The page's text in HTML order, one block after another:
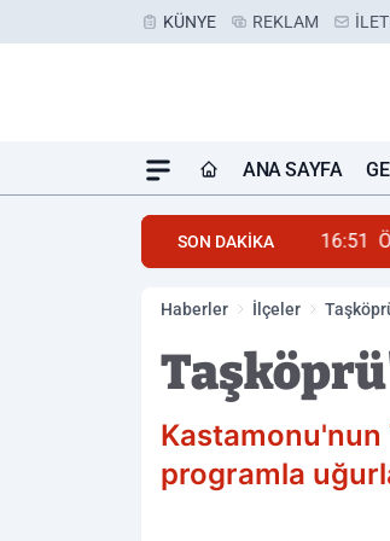
KÜNYE REKLAM
ANA SAYFA
SON DAKİKA 16:51
Haberler İlçeler
Kastamonu'nun
programla